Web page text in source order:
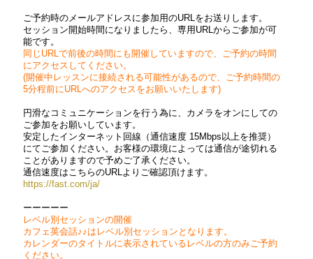
ご予約時のメールアドレスに参加用のURLをお送りします。
セッション開始時間になりましたら、専用URLからご参加が可
能です。
同じURLで前後の時間にも開催していますので、ご予約の時間
にアクセスしてください。
(開催中レッスンに接続される可能性があるので、ご予約時間の
5分程前にURLへのアクセスをお願いいたします)
円滑なコミュニケーションを行う為に、カメラをオンにしての
ご参加をお願いしています。
安定したインターネット回線（通信速度 15Mbps以上を推奨）
にてご参加ください。お客様の環境によっては通信が途切れる
ことがありますので予めご了承ください。
通信速度はこちらのURLよりご確認頂けます。
https://fast.com/ja/
ーーーーー
レベル別セッションの開催
カフェ英会話♪♪はレベル別セッションとなります。
カレンダーのタイトルに表示されているレベルの方のみご予約
ください。